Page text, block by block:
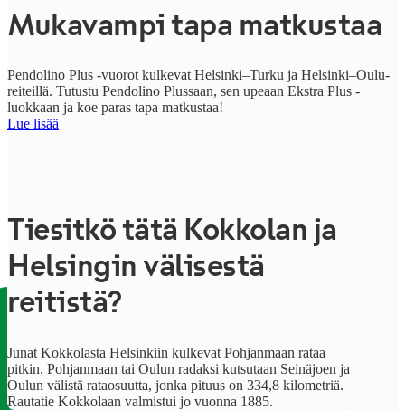
Mukavampi tapa matkustaa
Pendolino Plus -vuorot kulkevat Helsinki–Turku ja Helsinki–Oulu-
reiteillä. Tutustu Pendolino Plussaan, sen upeaan Ekstra Plus -
luokkaan ja koe paras tapa matkustaa!
Lue lisää
Tiesitkö tätä Kokkolan ja
Helsingin välisestä
reitistä?
Junat Kokkolasta Helsinkiin kulkevat Pohjanmaan rataa
pitkin. Pohjanmaan tai Oulun radaksi kutsutaan Seinäjoen ja
Oulun välistä rataosuutta, jonka pituus on 334,8 kilometriä.
Rautatie Kokkolaan valmistui jo vuonna 1885.